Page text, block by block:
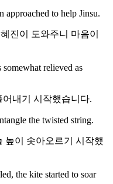
to help Jinsu.
진이 도와주니 마음이
relieved as
내기 시작했습니다.
the twisted string.
높이 솟아오르기 시작했
the kite started to soar